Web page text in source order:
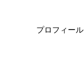
プロフィール